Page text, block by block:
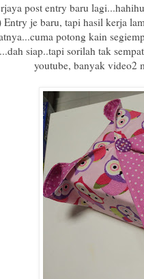
post entry baru
Entry je baru, tapi hasil kerja
potong kain
siap..tapi sorilah tak
youtube, banyak video2